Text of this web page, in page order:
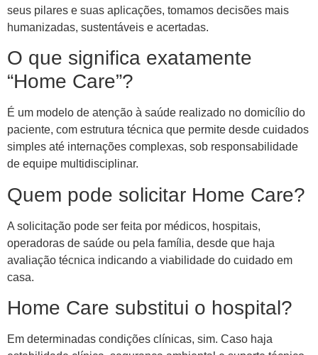
seus pilares e suas aplicações, tomamos decisões mais
humanizadas, sustentáveis e acertadas.
O que significa exatamente
“Home Care”?
É um modelo de atenção à saúde realizado no domicílio do
paciente, com estrutura técnica que permite desde cuidados
simples até internações complexas, sob responsabilidade
de equipe multidisciplinar.
Quem pode solicitar Home Care?
A solicitação pode ser feita por médicos, hospitais,
operadoras de saúde ou pela família, desde que haja
avaliação técnica indicando a viabilidade do cuidado em
casa.
Home Care substitui o hospital?
Em determinadas condições clínicas, sim. Caso haja